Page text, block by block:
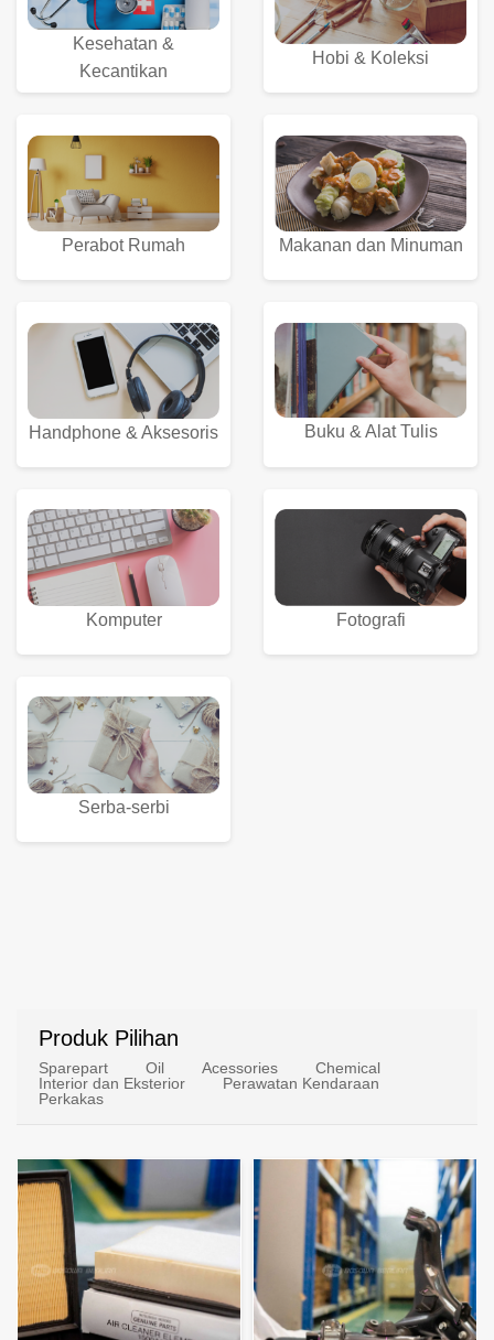
Kesehatan &
Kecantikan
Hobi & Koleksi
Perabot Rumah Makanan dan Minuman
Handphone & Aksesoris Buku & Alat Tulis
Komputer Fotografi
Serba-serbi
Produk Pilihan
Sparepart Oil Acessories
Chemical
Interior dan Eksterior
Perawatan Kendaraan
Perkakas